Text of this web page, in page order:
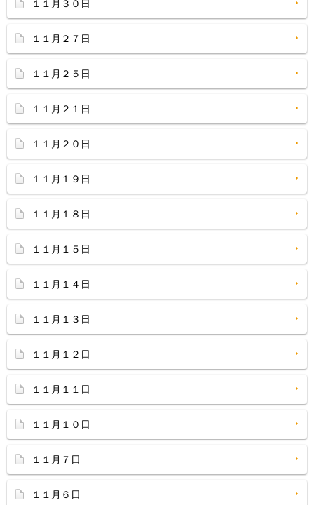
１１月３０日
１１月２７日
１１月２５日
１１月２１日
１１月２０日
１１月１９日
１１月１８日
１１月１５日
１１月１４日
１１月１３日
１１月１２日
１１月１１日
１１月１０日
１１月７日
１１月６日